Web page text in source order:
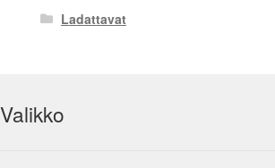
Ladattavat
Valikko